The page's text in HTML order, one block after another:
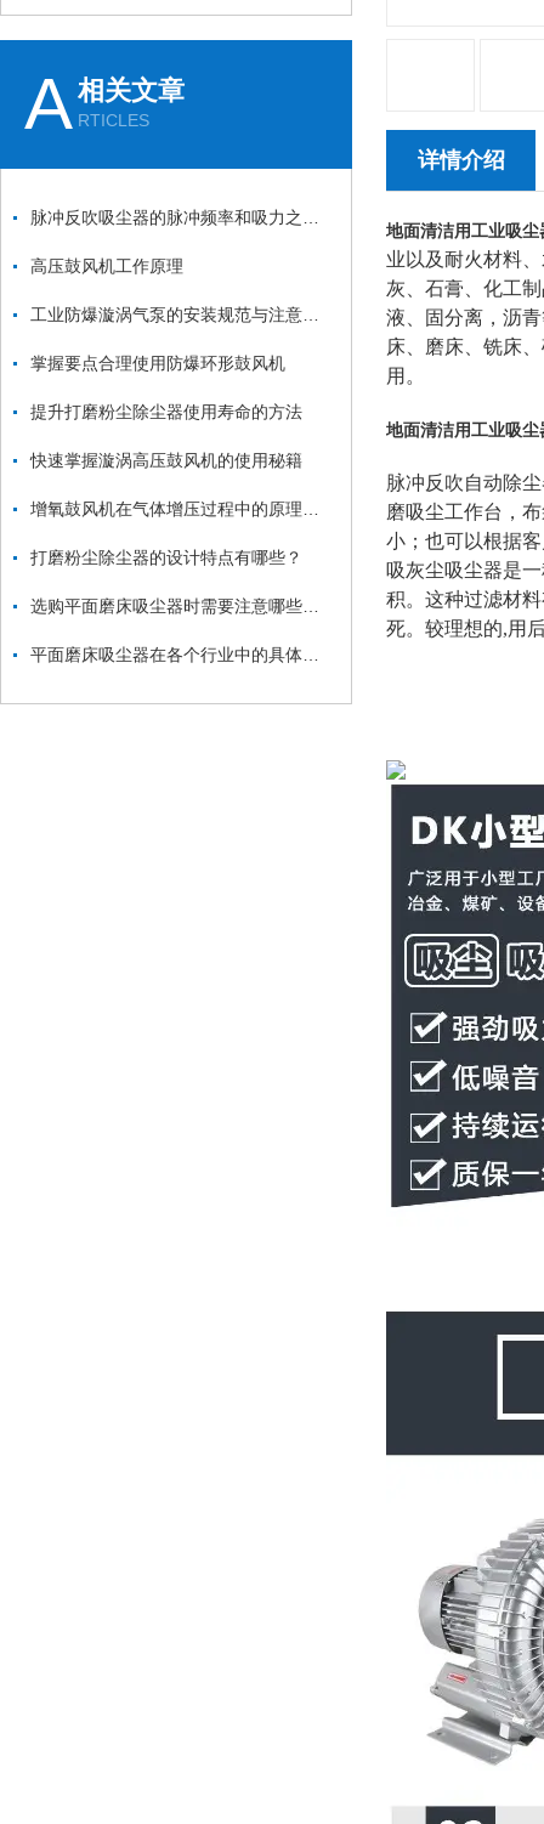
A相关文章
RTICLES
高压鼓风机工作原理
掌握要点合理使用防爆环形鼓风机
提升打磨粉尘除尘器使用寿命的方法
快速掌握漩涡高压鼓风机的使用秘籍
打磨粉尘除尘器的设计特点有哪些？
详情介绍
地面清洁用工业吸尘
业以及耐火材料
灰、石膏、化工
液、固分离，沥
床、磨床、铣床
用。
地面清洁用工业吸尘
脉冲反吹自动除
磨吸尘工作台，
小；也可以根据
吸灰尘吸尘器是
积。这种过滤材
死。较理想的,用